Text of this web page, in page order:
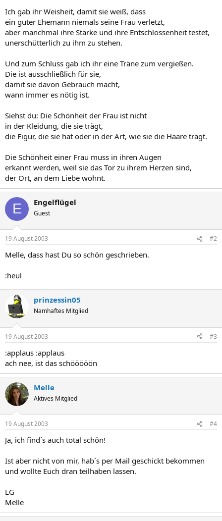
Ich gab ihr Weisheit, damit sie weiß, dass
ein guter Ehemann niemals seine Frau verletzt,
aber manchmal ihre Stärke und ihre Entschlossenheit testet,
unerschütterlich zu ihm zu stehen.
Und zum Schluss gab ich ihr eine Träne zum vergießen.
Die ist ausschließlich für sie,
damit sie davon Gebrauch macht,
wann immer es nötig ist.
Siehst du: Die Schönheit der Frau ist nicht
in der Kleidung, die sie trägt,
die Figur, die sie hat oder in der Art, wie sie die Haare trägt.
Die Schönheit einer Frau muss in ihren Augen
erkannt werden, weil sie das Tor zu ihrem Herzen sind,
der Ort, an dem Liebe wohnt.
E Engelflügel
Guest
19 August 2003 #2
Melle, dass hast Du so schön geschrieben.
:heul
prinzessin05
Namhaftes Mitglied
19 August 2003 #3
:applaus :applaus
ach nee, ist das schööööön
Melle
Aktives Mitglied
19 August 2003 #4
Ja, ich find´s auch total schön!
Ist aber nicht von mir, hab´s per Mail geschickt bekommen
und wollte Euch dran teilhaben lassen.
LG
Melle